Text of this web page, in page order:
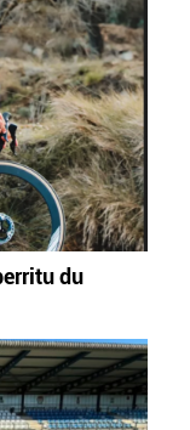
nola egin
moduari
lehentasunak
ken dezakezu
eta
teknologia hori
Gehiago
du